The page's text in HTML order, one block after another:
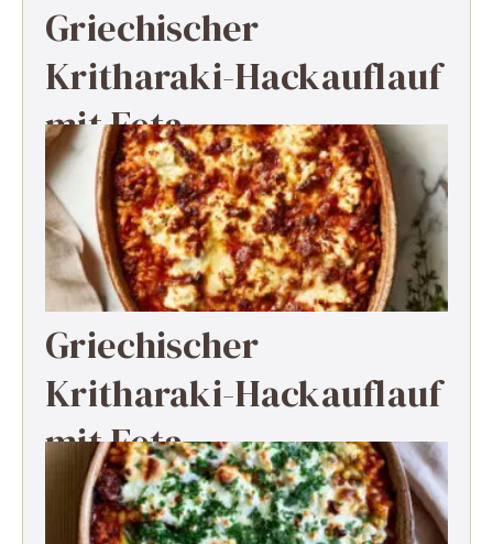
Griechischer
Kritharaki-Hackauflauf
mit Feta
Griechischer
Kritharaki-Hackauflauf
mit Feta